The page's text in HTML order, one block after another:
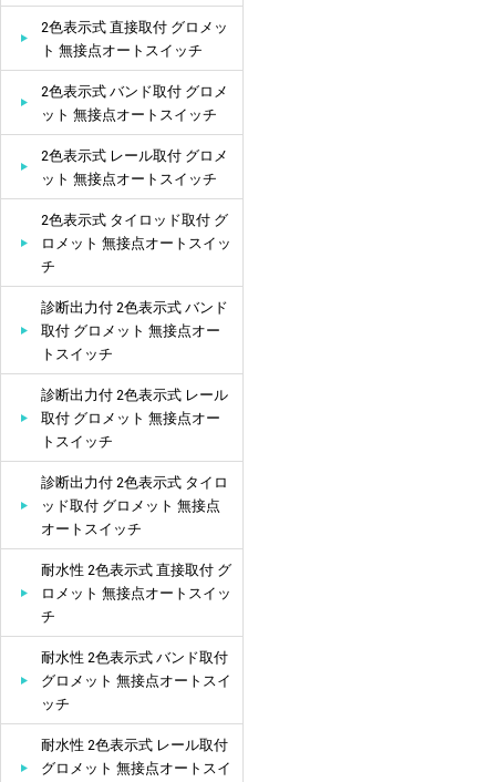
2色表示式 直接取付 グロメッ
ト 無接点オートスイッチ
2色表示式 バンド取付 グロメ
ット 無接点オートスイッチ
2色表示式 レール取付 グロメ
ット 無接点オートスイッチ
2色表示式 タイロッド取付 グ
ロメット 無接点オートスイッ
チ
診断出力付 2色表示式 バンド
取付 グロメット 無接点オー
トスイッチ
診断出力付 2色表示式 レール
取付 グロメット 無接点オー
トスイッチ
診断出力付 2色表示式 タイロ
ッド取付 グロメット 無接点
オートスイッチ
耐水性 2色表示式 直接取付 グ
ロメット 無接点オートスイッ
チ
耐水性 2色表示式 バンド取付
グロメット 無接点オートスイ
ッチ
耐水性 2色表示式 レール取付
グロメット 無接点オートスイ